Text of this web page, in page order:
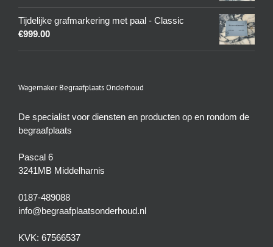
Tijdelijke grafmarkering met paal - Classic
€999.00
Wagemaker Begraafplaats Onderhoud
De specialist voor diensten en producten op en rondom de
begraafplaats
Pascal 6
3241MB Middelharnis
0187-489088
info@begraafplaatsonderhoud.nl
KVK: 67566537